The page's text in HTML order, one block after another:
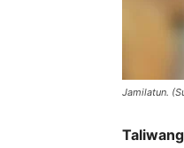
Jamilatun.